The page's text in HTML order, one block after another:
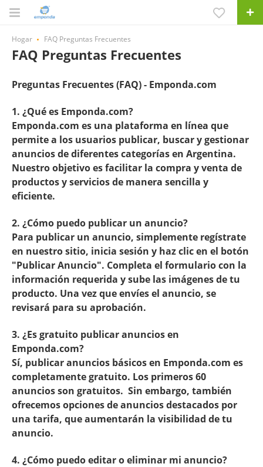
Hogar FAQ Preguntas Frecuentes
FAQ Preguntas Frecuentes
Preguntas Frecuentes (FAQ) - Emponda.com
1. ¿Qué es Emponda.com?
Emponda.com es una plataforma en línea que
permite a los usuarios publicar, buscar y gestionar
anuncios de diferentes categorías en Argentina.
Nuestro objetivo es facilitar la compra y venta de
productos y servicios de manera sencilla y
eficiente.
2. ¿Cómo puedo publicar un anuncio?
Para publicar un anuncio, simplemente regístrate
en nuestro sitio, inicia sesión y haz clic en el botón
"Publicar Anuncio". Completa el formulario con la
información requerida y sube las imágenes de tu
producto. Una vez que envíes el anuncio, se
revisará para su aprobación.
3. ¿Es gratuito publicar anuncios en
Emponda.com?
Sí, publicar anuncios básicos en Emponda.com es
completamente gratuito. Los primeros 60
anuncios son gratuitos. Sin embargo, también
ofrecemos opciones de anuncios destacados por
una tarifa, que aumentarán la visibilidad de tu
anuncio.
4. ¿Cómo puedo editar o eliminar mi anuncio?